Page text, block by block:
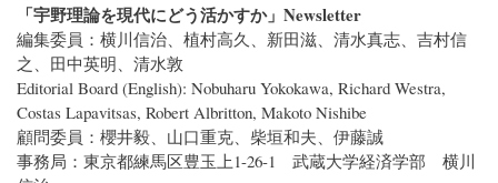
「宇野理論を現代にどう活かすか」Newsletter
編集委員：横川信治、植村高久、新田滋、清水真志、吉村信
之、田中英明、清水敦
Editorial Board (English): Nobuharu Yokokawa, Richard Westra,
Costas Lapavitsas, Robert Albritton, Makoto Nishibe
顧問委員：櫻井毅、山口重克、柴垣和夫、伊藤誠
事務局：東京都練馬区豊玉上1-26-1 武蔵大学経済学部 横川